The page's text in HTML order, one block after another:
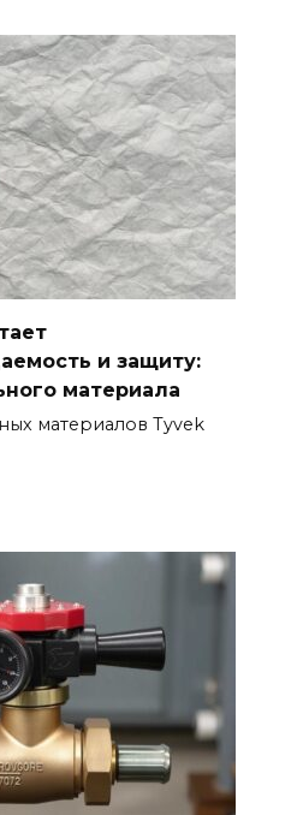
и защиту:
материала
материалов Tyvek